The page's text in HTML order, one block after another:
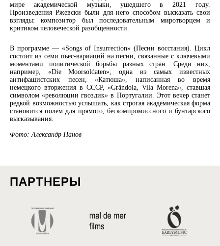
мире академической музыки, ушедшего в 2021 году.
Произведения Ржевски были для него способом высказать свои
взгляды: композитор был последовательным миротворцем и
критиком человеческой разобщенности.
В программе — «Songs of Insurrection» (Песни восстания). Цикл
состоит из семи пьес-вариаций на песни, связанные с ключевыми
моментами политической борьбы разных стран. Среди них,
например, «Die Moorsoldaten», одна из самых известных
антифашистских песен, «Катюша», написанная во время
немецкого вторжения в СССР, «Grândola, Vila Morena», ставшая
символом «революции гвоздик» в Португалии. Этот вечер станет
редкой возможностью услышать, как строгая академическая форма
становится полем для прямого, бескомпромиссного и бунтарского
высказывания.
Фото: Александр Панов
ПАРТНЕРЫ